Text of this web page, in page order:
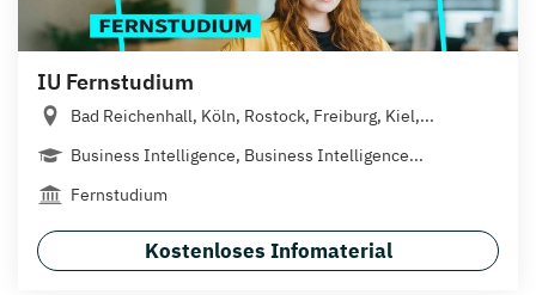
IU Fernstudium
Bad Reichenhall, Köln, Rostock, Freiburg, Kiel,...
Business Intelligence, Business Intelligence...
Fernstudium
Kostenloses Infomaterial